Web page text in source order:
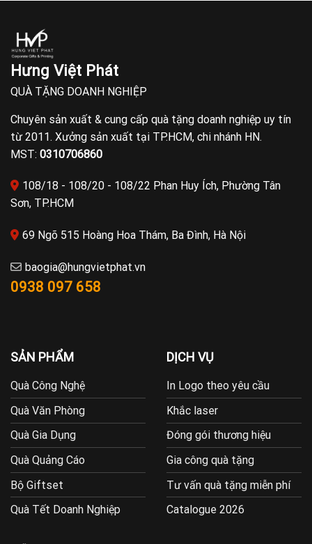
Hưng Việt Phát
QUÀ TẶNG DOANH NGHIỆP
Chuyên sản xuất & cung cấp quà tặng doanh nghiệp uy tín
từ 2011. Xưởng sản xuất tại TP.HCM, chi nhánh HN.
MST: 0310706860
108/18 - 108/20 - 108/22 Phan Huy Ích, Phường Tân
Sơn, TP.HCM
69 Ngõ 515 Hoàng Hoa Thám, Ba Đình, Hà Nội
baogia@hungvietphat.vn
0938 097 658
SẢN PHẨM
Quà Công Nghệ
Quà Văn Phòng
Quà Gia Dụng
Quà Quảng Cáo
Bộ Giftset
Quà Tết Doanh Nghiệp
DỊCH VỤ
In Logo theo yêu cầu
Khắc laser
Đóng gói thương hiệu
Gia công quà tặng
Tư vấn quà tặng miễn phí
Catalogue 2026